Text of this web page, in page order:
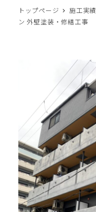
トップページ 施工実績
ン 外壁塗装・修繕工事